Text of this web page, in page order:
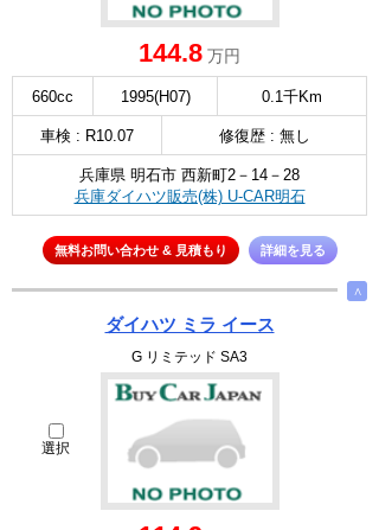
144.8 万円
660cc 1995(H07) 0.1千Km
車検 : R10.07 修復歴 : 無し
兵庫県 明石市 西新町2－14－28
兵庫ダイハツ販売(株) U-CAR明石
無料お問い合わせ & 見積もり 詳細を見る
∧
ダイハツ ミラ イース
G リミテッド SA3
選択